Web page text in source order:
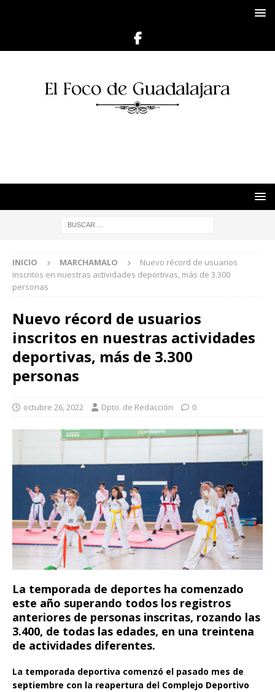
INICIO MARCHAMALO
Nuevo récord de usuarios
inscritos en nuestras actividades deportivas, más de 3.300
personas
Nuevo récord de usuarios
inscritos en nuestras actividades
deportivas, más de 3.300
personas
octubre 26, 2022 Dpto. de Redacción 0
La temporada de deportes ha comenzado
este año superando todos los registros
anteriores de personas inscritas, rozando las
3.400, de todas las edades, en una treintena
de actividades diferentes.
La temporada deportiva comenzó el pasado mes de
septiembre con la reapertura del Complejo Deportivo